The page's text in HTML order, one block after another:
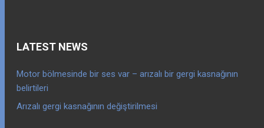
LATEST NEWS
Motor bölmesinde bir ses var – arızalı bir gergi kasnağının
belirtileri
Arızalı gergi kasnağının değiştirilmesi